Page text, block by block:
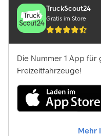
TruckScout24
Gratis im Store
Die Nummer 1 App
Freizeitfahrzeuge!
Mehr